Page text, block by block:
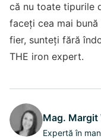
că nu toate tipurile
faceți cea mai
fier, sunteți fără
THE iron expert.
Mag. Margit
Expertă în